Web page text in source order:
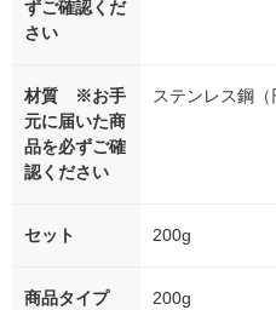
ずご確認くだ
さい
材質 ※お手
元に届いた商
品を必ずご確
認ください
ステンレス鋼（
セット 200g
商品タイプ 200g